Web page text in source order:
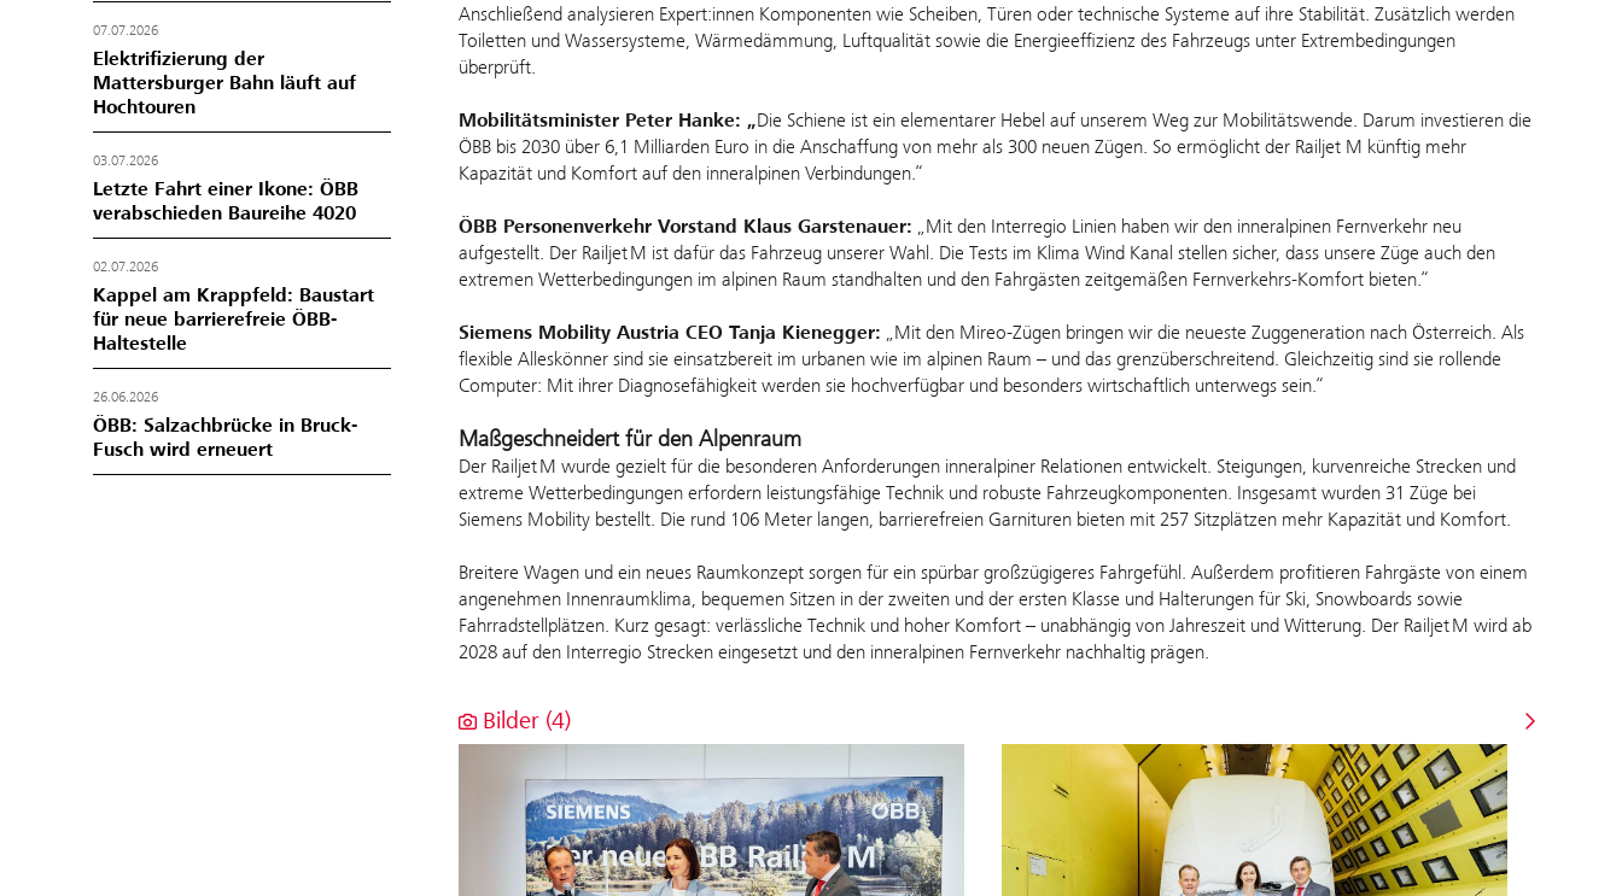
07.07.2026
Elektrifizierung der
Mattersburger Bahn läuft auf
Hochtouren
03.07.2026
Letzte Fahrt einer Ikone: ÖBB
verabschieden Baureihe 4020
02.07.2026
Kappel am Krappfeld: Baustart
für neue barrierefreie ÖBB-
Haltestelle
26.06.2026
ÖBB: Salzachbrücke in Bruck-
Fusch wird erneuert
Anschließend analysieren Expert:innen Komponenten wie Scheiben, Türen oder technische Systeme auf ihre Stabilität. Zusätzlich werden
Toiletten und Wassersysteme, Wärmedämmung, Luftqualität sowie die Energieeffizienz des Fahrzeugs unter Extrembedingungen
überprüft.
Mobilitätsminister Peter Hanke: „Die Schiene ist ein elementarer Hebel auf unserem Weg zur Mobilitätswende. Darum investieren die
ÖBB bis 2030 über 6,1 Milliarden Euro in die Anschaffung von mehr als 300 neuen Zügen. So ermöglicht der Railjet M künftig mehr
Kapazität und Komfort auf den inneralpinen Verbindungen.“
ÖBB Personenverkehr Vorstand Klaus Garstenauer: „Mit den Interregio Linien haben wir den inneralpinen Fernverkehr neu
aufgestellt. Der Railjet M ist dafür das Fahrzeug unserer Wahl. Die Tests im Klima Wind Kanal stellen sicher, dass unsere Züge auch den
extremen Wetterbedingungen im alpinen Raum standhalten und den Fahrgästen zeitgemäßen Fernverkehrs-Komfort bieten.“
Siemens Mobility Austria CEO Tanja Kienegger: „Mit den Mireo-Zügen bringen wir die neueste Zuggeneration nach Österreich. Als
flexible Alleskönner sind sie einsatzbereit im urbanen wie im alpinen Raum – und das grenzüberschreitend. Gleichzeitig sind sie rollende
Computer: Mit ihrer Diagnosefähigkeit werden sie hochverfügbar und besonders wirtschaftlich unterwegs sein.“
Maßgeschneidert für den Alpenraum
Der Railjet M wurde gezielt für die besonderen Anforderungen inneralpiner Relationen entwickelt. Steigungen, kurvenreiche Strecken und
extreme Wetterbedingungen erfordern leistungsfähige Technik und robuste Fahrzeugkomponenten. Insgesamt wurden 31 Züge bei
Siemens Mobility bestellt. Die rund 106 Meter langen, barrierefreien Garnituren bieten mit 257 Sitzplätzen mehr Kapazität und Komfort.
Breitere Wagen und ein neues Raumkonzept sorgen für ein spürbar großzügigeres Fahrgefühl. Außerdem profitieren Fahrgäste von einem
angenehmen Innenraumklima, bequemen Sitzen in der zweiten und der ersten Klasse und Halterungen für Ski, Snowboards sowie
Fahrradstellplätzen. Kurz gesagt: verlässliche Technik und hoher Komfort – unabhängig von Jahreszeit und Witterung. Der Railjet M wird ab
2028 auf den Interregio Strecken eingesetzt und den inneralpinen Fernverkehr nachhaltig prägen.
Bilder (4)